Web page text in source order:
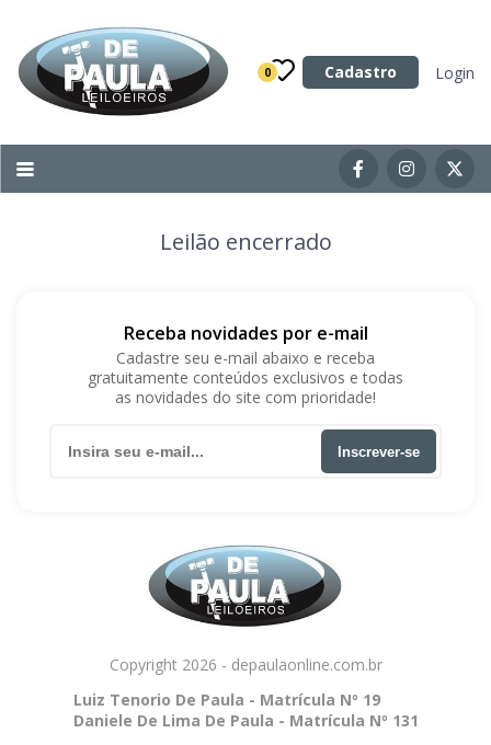
0 Cadastro Login
Categoria
Imóveis
Acessórios para Veículos
Máquinas
Leilão encerrado
Receba novidades por e-mail
Cadastre seu e-mail abaixo e receba
gratuitamente conteúdos exclusivos e todas
as novidades do site com prioridade!
Inscrever-se
Copyright 2026 - depaulaonline.com.br
Luiz Tenorio De Paula - Matrícula Nº 19
Daniele De Lima De Paula - Matrícula Nº 131